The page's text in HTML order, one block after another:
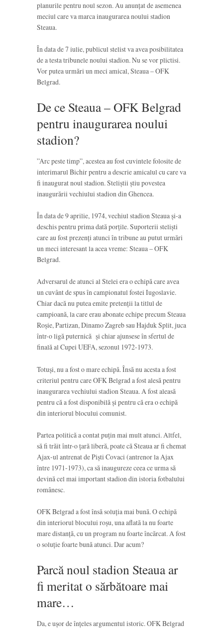
planurile pentru noul sezon. Au anunțat de asemenea
meciul care va marca inaugurarea noului stadion
Steaua.
În data de 7 iulie, publicul stelist va avea posibilitatea
de a testa tribunele noului stadion. Nu se vor plictisi.
Vor putea urmări un meci amical, Steaua – OFK
Belgrad.
De ce Steaua – OFK Belgrad
pentru inaugurarea noului
stadion?
”Arc peste timp”, acestea au fost cuvintele folosite de
interimarul Bichir pentru a descrie amicalul cu care va
fi inaugurat noul stadion. Steliștii știu povestea
inaugurării vechiului stadion din Ghencea.
În data de 9 aprilie, 1974, vechiul stadion Steaua și-a
deschis pentru prima dată porțile. Suporterii steliști
care au fost prezenți atunci în tribune au putut urmări
un meci interesant la acea vreme: Steaua – OFK
Belgrad.
Adversarul de atunci al Stelei era o echipă care avea
un cuvânt de spus în campionatul fostei Iugoslavie.
Chiar dacă nu putea emite pretenții la titlul de
campioană, la care erau abonate echipe precum Steaua
Roșie, Partizan, Dinamo Zagreb sau Hajduk Split, juca
într-o ligă puternică și chiar ajunsese în sfertul de
finală al Cupei UEFA, sezonul 1972-1973.
Totuși, nu a fost o mare echipă. Însă nu acesta a fost
criteriul pentru care OFK Belgrad a fost alesă pentru
inaugurarea vechiului stadion Steaua. A fost aleasă
pentru că a fost disponibilă și pentru că era o echipă
din interiorul blocului comunist.
Partea politică a contat puțin mai mult atunci. Altfel,
să fi trăit într-o țară liberă, poate că Steaua ar fi chemat
Ajax-ul antrenat de Piști Covaci (antrenor la Ajax
între 1971-1973), ca să inaugureze ceea ce urma să
devină cel mai important stadion din istoria fotbalului
românesc.
OFK Belgrad a fost însă soluția mai bună. O echipă
din interiorul blocului roșu, una aflată la nu foarte
mare distanță, cu un program nu foarte încărcat. A fost
o soluție foarte bună atunci. Dar acum?
Parcă noul stadion Steaua ar
fi meritat o sărbătoare mai
mare…
Da, e ușor de înțeles argumentul istoric. OFK Belgrad